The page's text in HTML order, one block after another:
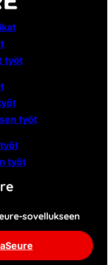
työt
työt
työt
sovellukseen